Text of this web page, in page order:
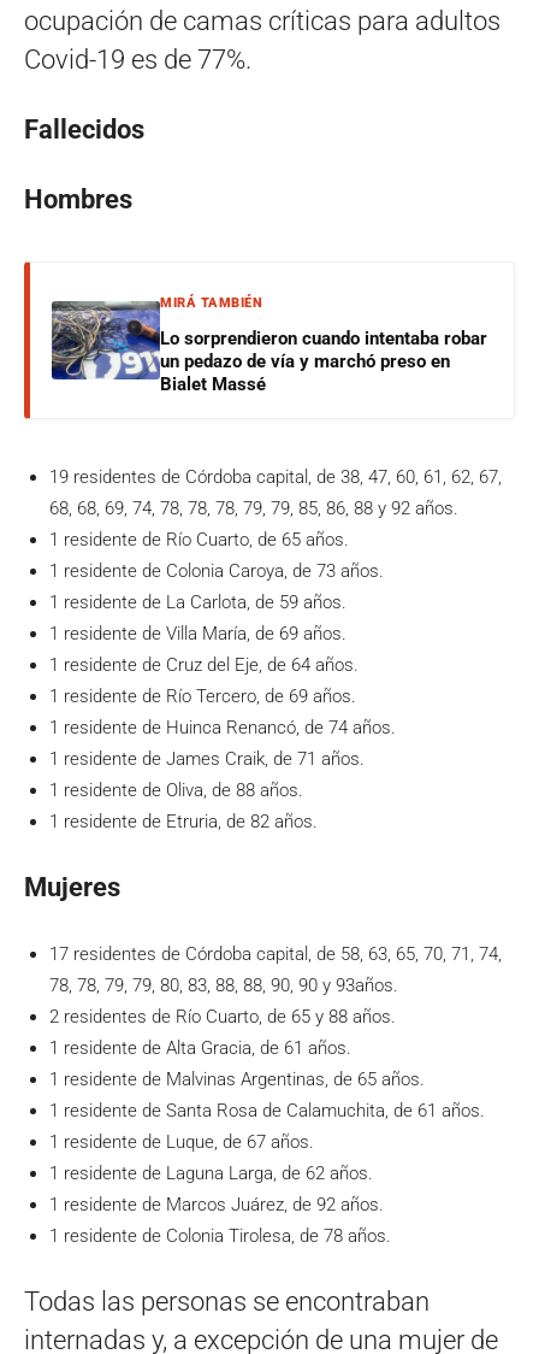
ocupación de camas críticas para adultos
Covid-19 es de 77%.
Fallecidos
Hombres
MIRÁ TAMBIÉN
Lo sorprendieron cuando intentaba robar
un pedazo de vía y marchó preso en
Bialet Massé
19 residentes de Córdoba capital, de 38, 47, 60, 61, 62, 67,
68, 68, 69, 74, 78, 78, 78, 79, 79, 85, 86, 88 y 92 años.
1 residente de Río Cuarto, de 65 años.
1 residente de Colonia Caroya, de 73 años.
1 residente de La Carlota, de 59 años.
1 residente de Villa María, de 69 años.
1 residente de Cruz del Eje, de 64 años.
1 residente de Río Tercero, de 69 años.
1 residente de Huinca Renancó, de 74 años.
1 residente de James Craik, de 71 años.
1 residente de Oliva, de 88 años.
1 residente de Etruria, de 82 años.
Mujeres
17 residentes de Córdoba capital, de 58, 63, 65, 70, 71, 74,
78, 78, 79, 79, 80, 83, 88, 88, 90, 90 y 93años.
2 residentes de Río Cuarto, de 65 y 88 años.
1 residente de Alta Gracia, de 61 años.
1 residente de Malvinas Argentinas, de 65 años.
1 residente de Santa Rosa de Calamuchita, de 61 años.
1 residente de Luque, de 67 años.
1 residente de Laguna Larga, de 62 años.
1 residente de Marcos Juárez, de 92 años.
1 residente de Colonia Tirolesa, de 78 años.
Todas las personas se encontraban
internadas y, a excepción de una mujer de